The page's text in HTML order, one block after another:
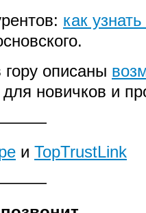
как
описаны
новичков и
и TopTrustLink